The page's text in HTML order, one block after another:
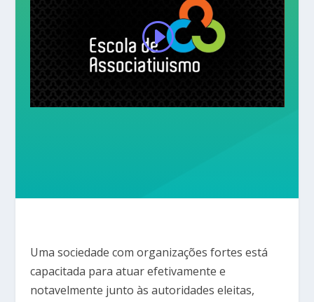
Uma sociedade com organizações fortes está
capacitada para atuar efetivamente e
notavelmente junto às autoridades eleitas,